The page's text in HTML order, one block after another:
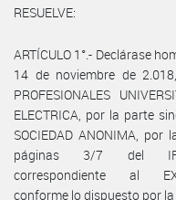
RESUELVE:
ARTÍCULO 1°.- Declárase
14 de noviembre de
PROFESIONALES
ELECTRICA, por la parte
SOCIEDAD ANONIMA,
páginas 3/7 del IF-
correspondiente al EX-
conforme lo dispuesto por la